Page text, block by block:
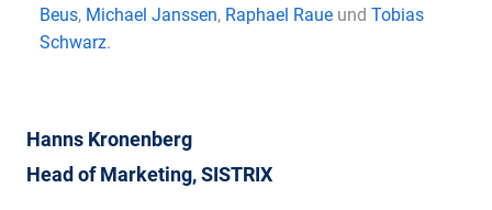
Beus, Michael Janssen, Raphael Raue und Tobias
Schwarz.
Hanns Kronenberg
Head of Marketing, SISTRIX